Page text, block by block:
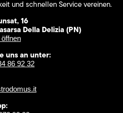
und schnellen Service vereinen.
16
Della Delizia (PN)
uns an unter:
86 92 32